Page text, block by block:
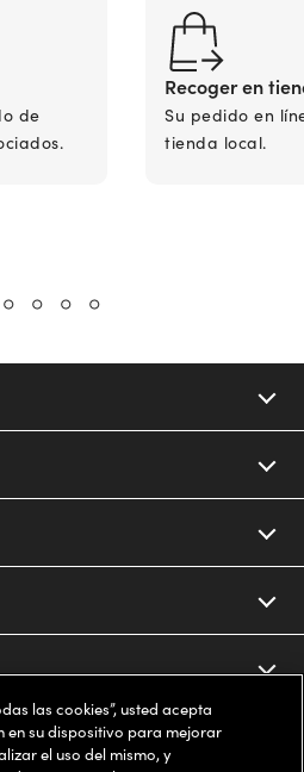
de
Recoger en
Su pedido en
tienda local.
las cookies”, usted acepta
en su dispositivo para mejorar
el uso del mismo, y